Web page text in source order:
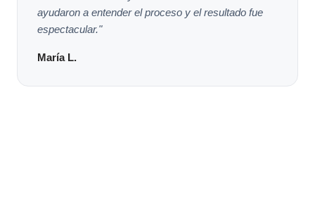
ayudaron a entender el proceso y el resultado fue
espectacular."
María L.